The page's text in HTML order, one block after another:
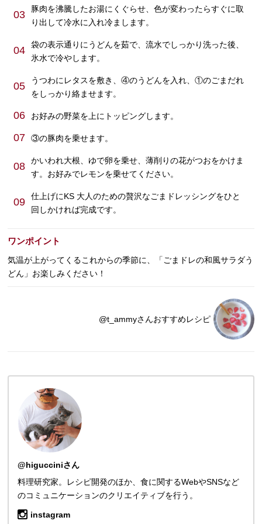
03
豚肉を沸騰したお湯にくぐらせ、色が変わったらすぐに取
り出して冷水に入れ冷まします。
04
袋の表示通りにうどんを茹で、流水でしっかり洗った後、
氷水で冷やします。
05
うつわにレタスを敷き、④のうどんを入れ、①のごまだれ
をしっかり絡ませます。
06 お好みの野菜を上にトッピングします。
07 ③の豚肉を乗せます。
08
かいわれ大根、ゆで卵を乗せ、薄削りの花がつおをかけま
す。お好みでレモンを乗せてください。
09
仕上げにKS 大人のための贅沢なごまドレッシングをひと
回しかければ完成です。
ワンポイント
気温が上がってくるこれからの季節に、「ごまドレの和風サラダう
どん」お楽しみください！
@t_ammyさんおすすめレシピ
@higucciniさん
料理研究家。レシピ開発のほか、食に関するWebやSNSなど
のコミュニケーションのクリエイティブを行う。
instagram